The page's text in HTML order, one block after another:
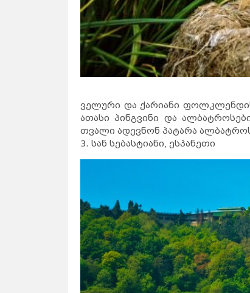
ველური და ქარიანი
ათასი პინგვინი და
თვალი ადევნონ პატარა
3. სან სებასტიანი, ესპანეთი